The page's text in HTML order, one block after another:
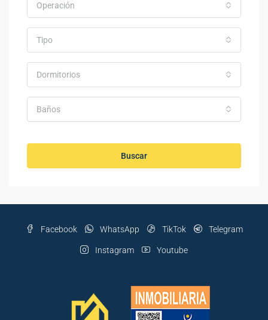
Operación
Tipo
Dormitorios
Baños
Buscar
Facebook WhatsApp TikTok Telegram
Instagram Youtube